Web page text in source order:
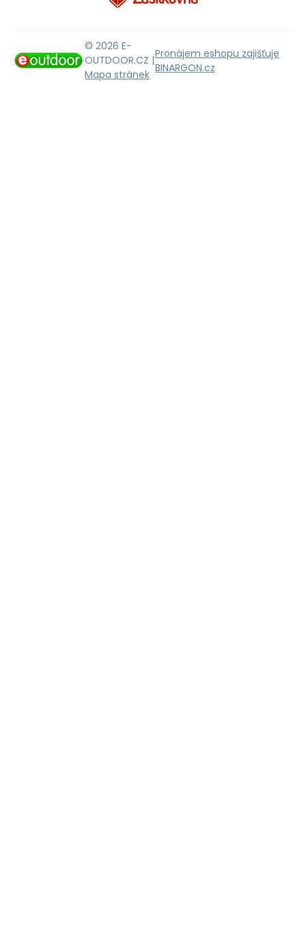
© 2026 E-
OUTDOOR.CZ |
Mapa stránek
Pronájem eshopu zajišťuje
BINARGON.cz